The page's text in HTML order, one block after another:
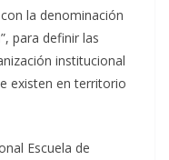
la denominación
para definir las
institucional
existen en territorio
Escuela de